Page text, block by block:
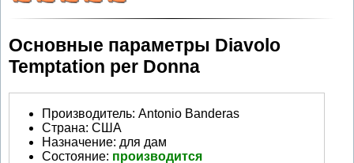
Основные параметры Diavolo
Temptation per Donna
Производитель: Antonio Banderas
Страна: США
Назначение: для дам
Состояние: производится